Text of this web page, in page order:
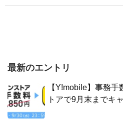
最新のエントリ
【Y!mobile】事務
トアで9月末までキ